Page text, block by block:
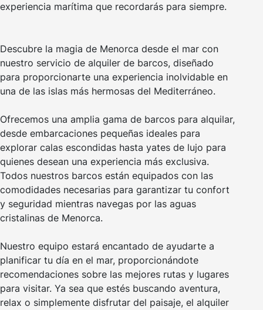
experiencia marítima que recordarás para siempre.
Descubre la magia de Menorca desde el mar con
nuestro servicio de alquiler de barcos, diseñado
para proporcionarte una experiencia inolvidable en
una de las islas más hermosas del Mediterráneo.
Ofrecemos una amplia gama de barcos para alquilar,
desde embarcaciones pequeñas ideales para
explorar calas escondidas hasta yates de lujo para
quienes desean una experiencia más exclusiva.
Todos nuestros barcos están equipados con las
comodidades necesarias para garantizar tu confort
y seguridad mientras navegas por las aguas
cristalinas de Menorca.
Nuestro equipo estará encantado de ayudarte a
planificar tu día en el mar, proporcionándote
recomendaciones sobre las mejores rutas y lugares
para visitar. Ya sea que estés buscando aventura,
relax o simplemente disfrutar del paisaje, el alquiler